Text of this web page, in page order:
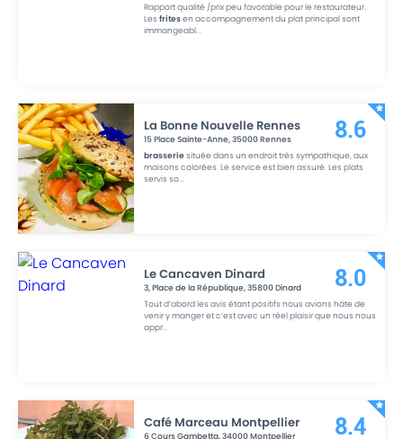
Rapport qualité /prix peu favorable pour le restaurateur.
Lesfritesen accompagnement du plat principal sont
immangeabl...
La Bonne Nouvelle Rennes
15 Place Sainte-Anne,35000Rennes
brasseriesituée dans un endroit très sympathique, aux
maisons colorées. Le service est bien assuré. Les plats
servis so...
8.6
Le Cancaven Dinard
3, Place de la République,35800Dinard
Tout d’abord les avis étant positifs nous avions hâte de
venir y manger et c’est avec un réel plaisir que nous nous
appr...
8.0
Café Marceau Montpellier
6 Cours Gambetta,34000Montpellier
8.4